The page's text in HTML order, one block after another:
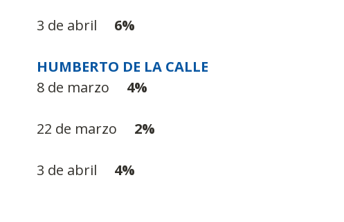
3 de abril 6%
HUMBERTO DE LA CALLE
8 de marzo 4%
22 de marzo 2%
3 de abril 4%